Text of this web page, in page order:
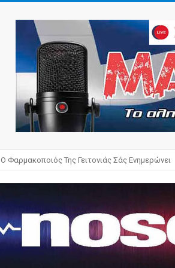
Ο Φαρμακοποιός Της Γειτονιάς Σάς Ενημερώνει